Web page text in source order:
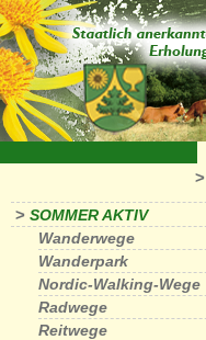
>
> SOMMER AKTIV
Wanderwege
Wanderpark
Nordic-Walking-Wege
Radwege
Reitwege